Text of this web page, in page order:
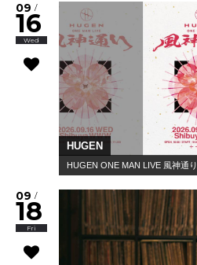
09 /
16
Wed
HUGEN
HUGEN ONE MAN LIVE 風神通り
09 /
18
Fri